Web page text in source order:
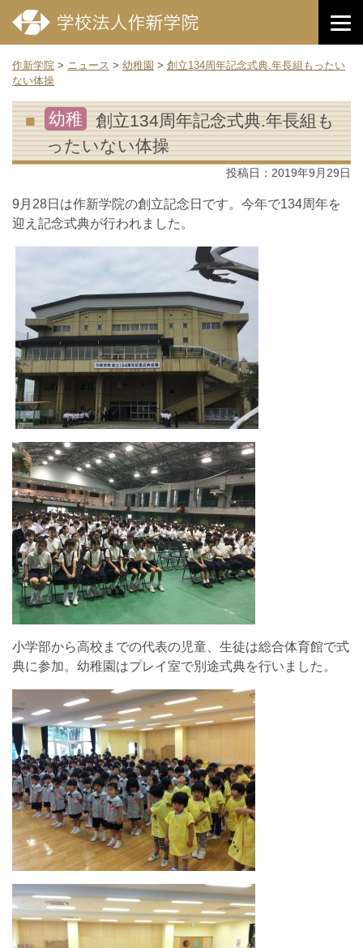
作新学院 > ニュース > 幼稚園 > 創立134周年記念式典.年長組もったい
ない体操
幼稚
創立134周年記念式典.年長組も
ったいない体操
投稿日： 2019年9月29日
9月28日は作新学院の創立記念日です。今年で134周年を
迎え記念式典が行われました。
小学部から高校までの代表の児童、生徒は総合体育館で式
典に参加。幼稚園はプレイ室で別途式典を行いました。